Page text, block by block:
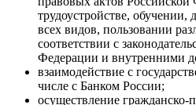
трудоустройстве, обучении,
всех видов, пользовании
соответствии с
Федерации и внутренними
взаимодействие с
числе с Банком России;
осуществление